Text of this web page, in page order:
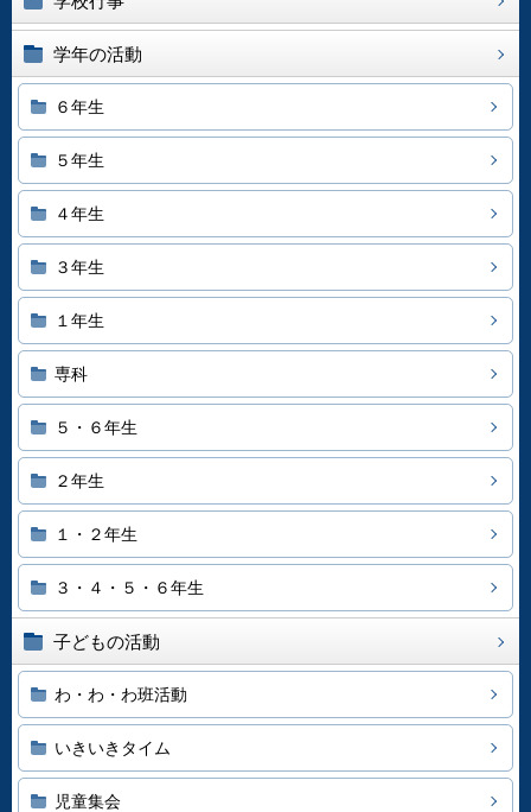
学年の活動
６年生
５年生
４年生
３年生
１年生
専科
５・６年生
２年生
１・２年生
３・４・５・６年生
子どもの活動
わ・わ・わ班活動
いきいきタイム
児童集会